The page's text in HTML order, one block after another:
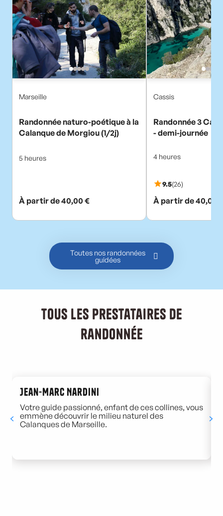
Toutes nos randonnées
guidées
Tous les prestataires de
randonnée
Jean-Marc Nardini
Votre guide passionné, enfant de ces collines, vous
emmène découvrir le milieu naturel des
Calanques de Marseille.